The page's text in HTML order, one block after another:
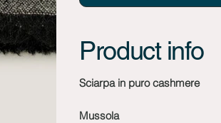
Product info
Sciarpa in puro cashmere
Mussola